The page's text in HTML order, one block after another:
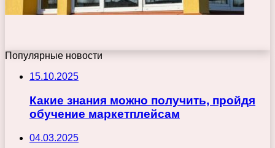
Популярные новости
15.10.2025
Какие знания можно получить, пройдя
обучение маркетплейсам
04.03.2025